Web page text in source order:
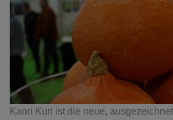
Kaori Kuri ist die neue,